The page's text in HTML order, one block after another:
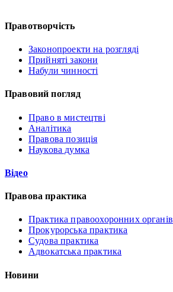
Правотворчість
Законопроекти на розгляді
Прийняті закони
Набули чинності
Правовий погляд
Право в мистецтві
Аналітика
Правова позиція
Наукова думка
Відео
Правова практика
Практика правоохоронних органів
Прокурорська практика
Судова практика
Адвокатська практика
Новини